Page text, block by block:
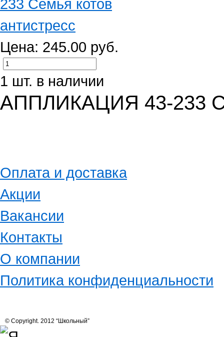
Цена: 245.00 руб.
1 шт. в наличии
АППЛИКАЦИЯ 43-233
Оплата и доставка
Акции
Вакансии
Контакты
О компании
Политика конфиденциальности
© Copyright. 2012 “Школьный”